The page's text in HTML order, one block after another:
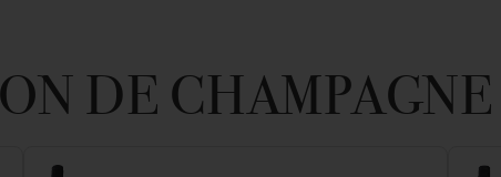
DE CHAMPAGNE